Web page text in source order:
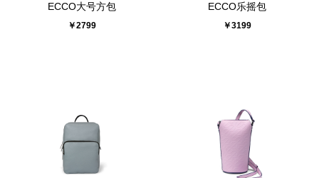
ECCO大号方包
￥2799
ECCO乐摇包
￥3199